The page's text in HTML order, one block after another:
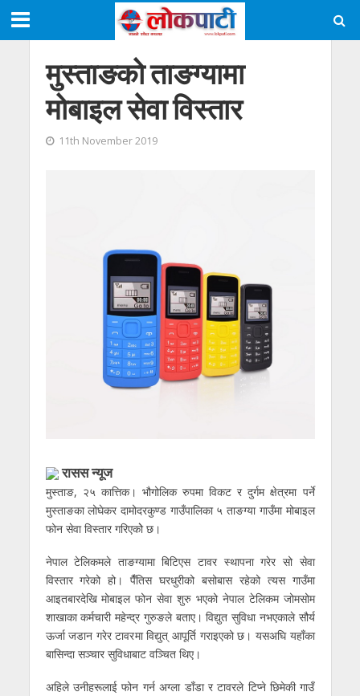
मुस्ताङको ताङग्यामा
मोबाइल सेवा विस्तार
11th November 2019
रासस न्यूज
मुस्ताङ, २५ कात्तिक। भौगोलिक रुपमा विकट र दुर्गम क्षेत्रमा पर्ने
मुस्ताङका लोघेकर दामोदरकुण्ड गाउँपालिका ५ ताङग्या गाउँमा मोबाइल
फोन सेवा विस्तार गरिएकोे छ।
नेपाल टेलिकमले ताङग्यामा बिटिएस टावर स्थापना गरेर सो सेवा
विस्तार गरेको हो। पैँतिस घरधुरीको बसोबास रहेको त्यस गाउँमा
आइतबारदेखि मोबाइल फोन सेवा शुरु भएको नेपाल टेलिकम जोमसोम
शाखाका कर्मचारी महेन्द्र गुरुङले बताए। विद्युत सुविधा नभएकाले सौर्य
ऊर्जा जडान गरेर टावरमा विद्युत् आपूर्ति गराइएको छ। यसअघि यहाँका
बासिन्दा सञ्चार सुविधाबाट वञ्चित थिए।
अहिले उनीहरूलाई फोन गर्न अग्ला डाँडा र टावरले टिप्ने छिमेकी गाउँ